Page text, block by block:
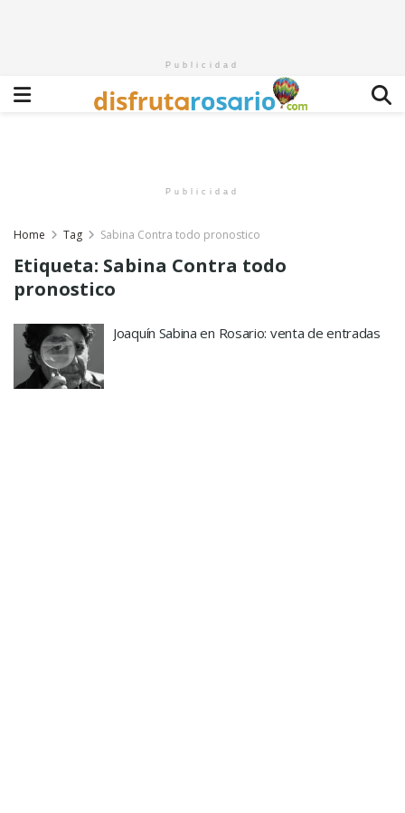
Publicidad
Publicidad
Home Tag Sabina Contra todo pronostico
Etiqueta: Sabina Contra todo
pronostico
Joaquín Sabina en Rosario: venta de entradas